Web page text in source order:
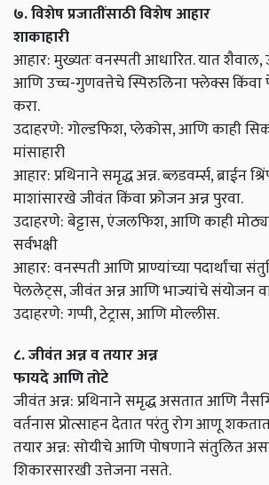
७. विशेष प्रजातींसाठी विशेष आहार
शाकाहारी
आहार: मुख्यतः वनस्पती आधारित. यात
आणि उच्च-गुणवत्तेचे स्पिरुलिना फ्लेक्स
करा.
उदाहरणे: गोल्डफिश, प्लेकोस, आणि काही
मांसाहारी
आहार: प्रथिनाने समृद्ध अन्न. ब्लडवर्म्स, ब्राईन
माशांसारखे जीवंत किंवा फ्रोजन अन्न पुरवा.
उदाहरणे: बेट्टास, एंजलफिश, आणि काही
सर्वभक्षी
आहार: वनस्पती आणि प्राण्यांच्या पदार्थांचा
पेललेट्स, जीवंत अन्न आणि भाज्यांचे संयोजन
उदाहरणे: गप्पी, टेट्रास, आणि मोल्लीस.
८. जीवंत अन्न व तयार अन्न
फायदे आणि तोटे
जीवंत अन्न: प्रथिनाने समृद्ध असतात आणि
वर्तनास प्रोत्साहन देतात परंतु रोग आणू
तयार अन्न: सोयीचे आणि पोषणाने संतुलित
शिकारसारखी उत्तेजना नसते.